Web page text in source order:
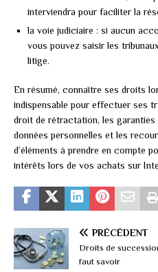
interviendra pour faciliter la
la voie judiciaire : si aucun
vous pouvez saisir les
litige.
En résumé, connaître ses droits
indispensable pour effectuer ses
droit de rétractation, les
données personnelles et les
d’éléments à prendre en compte
intérêts lors de vos achats sur
PRÉCÉDENT
Droits de
faut savoir